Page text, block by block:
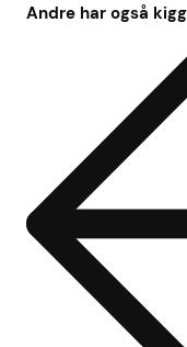
Andre har også